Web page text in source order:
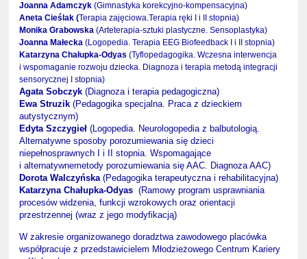
Joanna Adamczyk (Gimnastyka korekcyjno-kompensacyjna)
Aneta Cieślak (Terapia zajęciowa.Terapia ręki I i II stopnia)
Monika Grabowska (Arteterapia-sztuki plastyczne. Sensoplastyka)
Joanna Małecka(Logopedia. Terapia EEG Biofeedback I i II stopnia)
Katarzyna Chałupka-Odyas (Tyflopedagogika. Wczesna interwencja
i wspomaganie rozwoju dziecka. Diagnoza i terapia metodą integracji
sensorycznej I stopnia)
Agata Sobczyk (Diagnoza i terapia pedagogiczna)
Ewa Struzik (Pedagogika specjalna. Praca z dzieckiem
autystycznym)
Edyta Szczygieł (Logopedia. Neurologopedia z balbutologią.
Alternatywne sposoby porozumiewania się dzieci
niepełnosprawnych I i II stopnia. Wspomagające
i alternatywnemetody porozumiewania się AAC. Diagnoza AAC)
Dorota Walczyńska(Pedagogika terapeutyczna i rehabilitacyjna)
Katarzyna Chałupka-Odyas (Ramowy program usprawniania
procesów widzenia, funkcji wzrokowych oraz orientacji
przestrzennej (wraz z jego modyfikacją)
W zakresie organizowanego doradztwa zawodowego placówka
współpracuje z przedstawicielem Młodzieżowego Centrum Kariery